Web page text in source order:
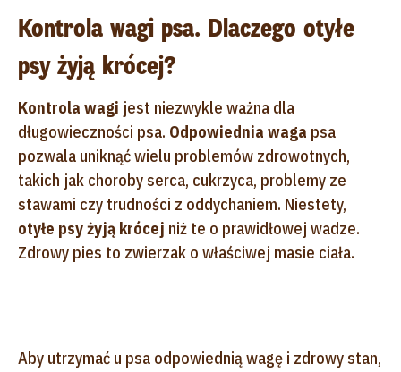
Kontrola wagi psa. Dlaczego otyłe
psy żyją krócej?
Kontrola wagi jest niezwykle ważna dla
długowieczności psa. Odpowiednia waga psa
pozwala uniknąć wielu problemów zdrowotnych,
takich jak choroby serca, cukrzyca, problemy ze
stawami czy trudności z oddychaniem. Niestety,
otyłe psy żyją krócej niż te o prawidłowej wadze.
Zdrowy pies to zwierzak o właściwej masie ciała.
Aby utrzymać u psa odpowiednią wagę i zdrowy stan,